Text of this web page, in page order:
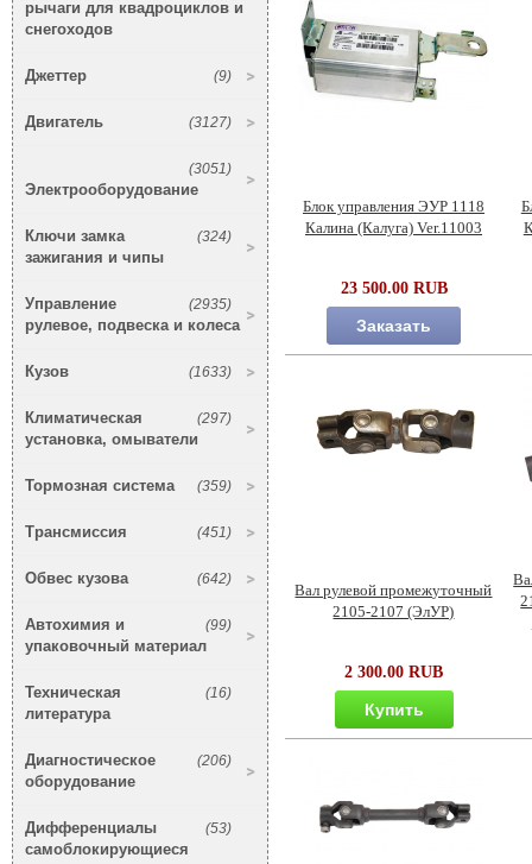
рычаги для квадроциклов и
снегоходов
(9)
Джеттер
(3127)
Двигатель
(3051)
Электрооборудование
(324)
Ключи замка
зажигания и чипы
(2935)
Управление
рулевое, подвеска и колеса
(1633)
Кузов
(297)
Климатическая
установка, омыватели
(359)
Тормозная система
(451)
Трансмиссия
(642)
Обвес кузова
(99)
Автохимия и
упаковочный материал
(16)
Техническая
литература
(206)
Диагностическое
оборудование
(53)
Дифференциалы
самоблокирующиеся
Блок управления ЭУР 1118
Калина (Калуга) Ver.11003
23 500.00 RUB
Заказать
Вал рулевой промежуточный
2105-2107 (ЭлУР)
2 300.00 RUB
Купить